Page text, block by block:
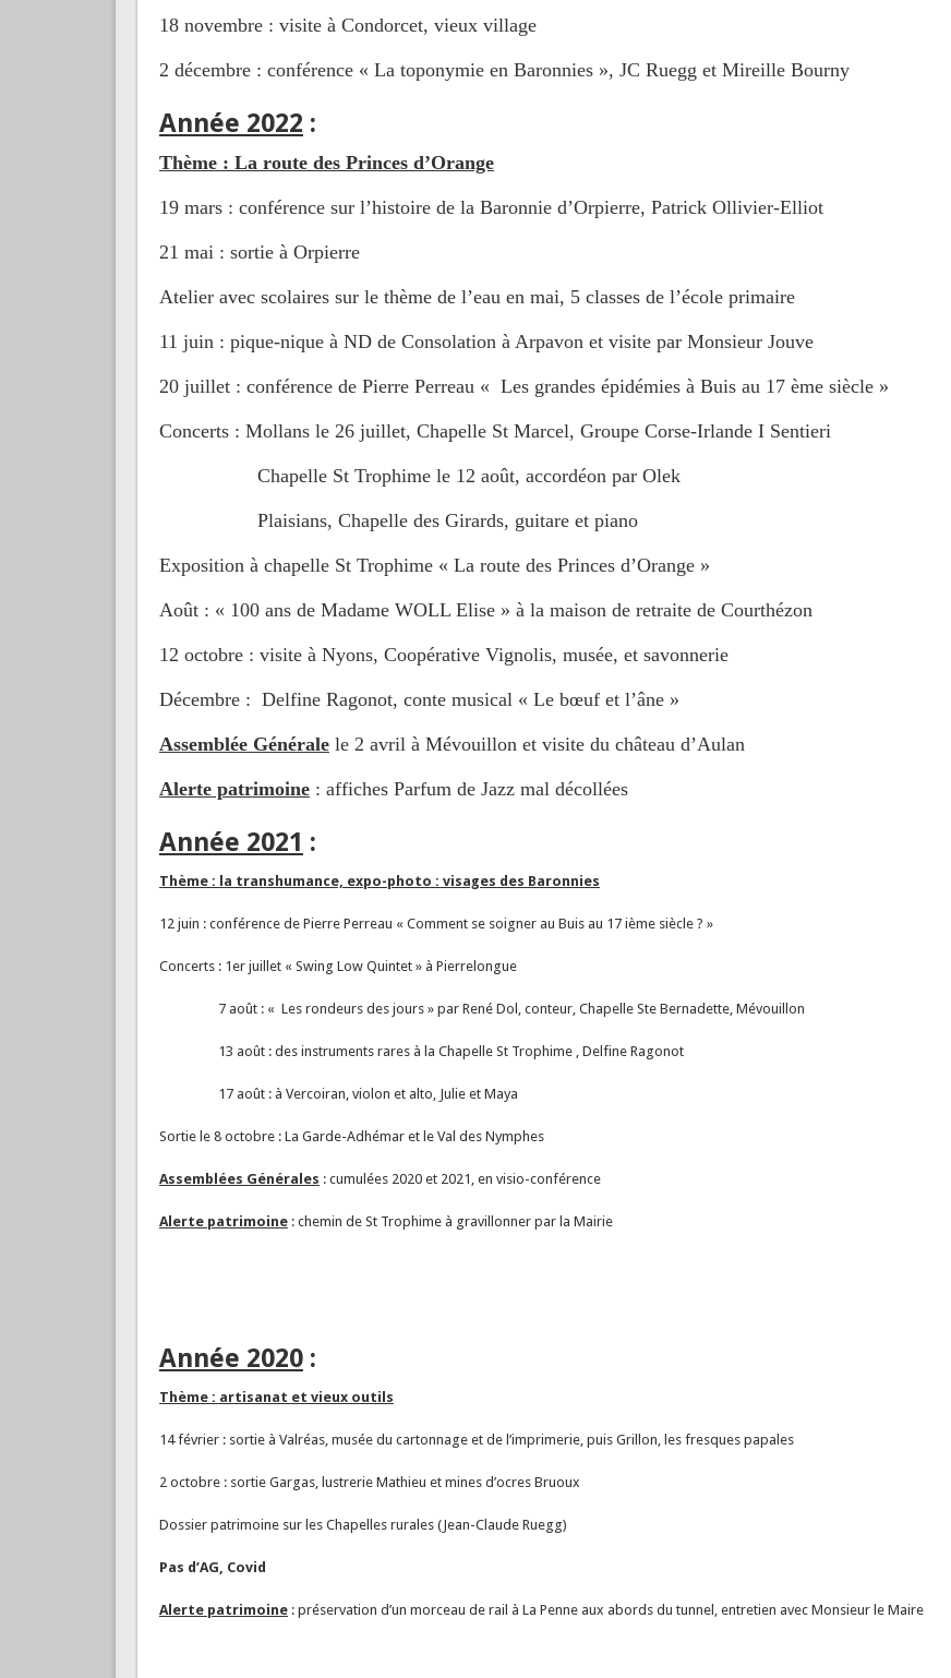
18 novembre : visite à Condorcet, vieux village
2 décembre : conférence « La toponymie en Baronnies », JC Ruegg et Mireille Bourny
Année 2022 :
Thème : La route des Princes d’Orange
19 mars : conférence sur l’histoire de la Baronnie d’Orpierre, Patrick Ollivier-Elliot
21 mai : sortie à Orpierre
Atelier avec scolaires sur le thème de l’eau en mai, 5 classes de l’école primaire
11 juin : pique-nique à ND de Consolation à Arpavon et visite par Monsieur Jouve
20 juillet : conférence de Pierre Perreau « Les grandes épidémies à Buis au 17 ème siècle »
Concerts : Mollans le 26 juillet, Chapelle St Marcel, Groupe Corse-Irlande I Sentieri
Chapelle St Trophime le 12 août, accordéon par Olek
Plaisians, Chapelle des Girards, guitare et piano
Exposition à chapelle St Trophime « La route des Princes d’Orange »
Août : « 100 ans de Madame WOLL Elise » à la maison de retraite de Courthézon
12 octobre : visite à Nyons, Coopérative Vignolis, musée, et savonnerie
Décembre : Delfine Ragonot, conte musical « Le bœuf et l’âne »
Assemblée Généralele 2 avril à Mévouillon et visite du château d’Aulan
Alerte patrimoine: affiches Parfum de Jazz mal décollées
Année 2021 :
Thème : la transhumance, expo-photo : visages des Baronnies
12 juin : conférence de Pierre Perreau « Comment se soigner au Buis au 17 ième siècle ? »
Concerts : 1er juillet « Swing Low Quintet » à Pierrelongue
7 août : « Les rondeurs des jours » par René Dol, conteur, Chapelle Ste Bernadette, Mévouillon
13 août : des instruments rares à la Chapelle St Trophime , Delfine Ragonot
17 août : à Vercoiran, violon et alto, Julie et Maya
Sortie le 8 octobre : La Garde-Adhémar et le Val des Nymphes
Assemblées Générales : cumulées 2020 et 2021, en visio-conférence
Alerte patrimoine: chemin de St Trophime à gravillonner par la Mairie
Année 2020:
Thème : artisanat et vieux outils
14 février : sortie à Valréas, musée du cartonnage et de l’imprimerie, puis Grillon, les fresques papales
2 octobre : sortie Gargas, lustrerie Mathieu et mines d’ocres Bruoux
Dossier patrimoine sur les Chapelles rurales (Jean-Claude Ruegg)
Pas d’AG, Covid
Alerte patrimoine: préservation d’un morceau de rail à La Penne aux abords du tunnel, entretien avec Monsieur le Maire